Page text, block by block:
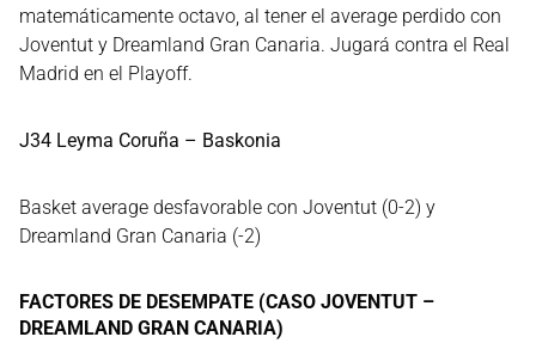
matemáticamente octavo, al tener el average perdido con
Joventut y Dreamland Gran Canaria. Jugará contra el Real
Madrid en el Playoff.
J34 Leyma Coruña – Baskonia
Basket average desfavorable con Joventut (0-2) y
Dreamland Gran Canaria (-2)
FACTORES DE DESEMPATE (CASO JOVENTUT –
DREAMLAND GRAN CANARIA)